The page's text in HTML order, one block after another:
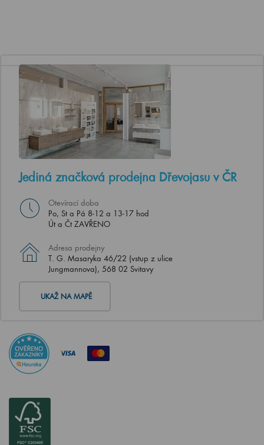
Jediná značková prodejna Dřevojasu v ČR
Otevírací doba
Po, St a Pá 8-12 a 13-17 hod
Út a Čt ZAVŘENO
Adresa prodejny
T. G. Masaryka 46/22 (vstup z ulice
Jungmannova), 568 02 Svitavy
UKAŽ NA MAPĚ